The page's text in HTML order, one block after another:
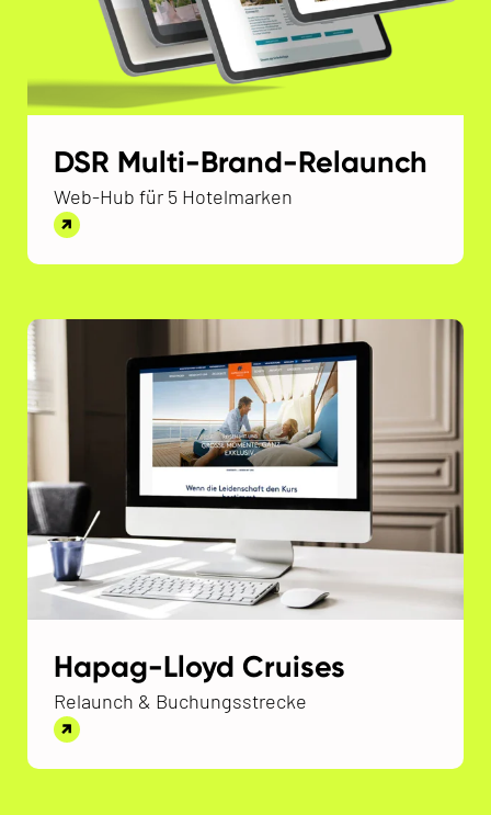
DSR Multi-Brand-Relaunch
Web-Hub für 5 Hotelmarken
Hapag-Lloyd Cruises
Relaunch & Buchungsstrecke